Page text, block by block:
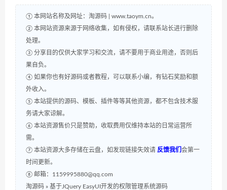
① 本网站名称及网址：淘源码 | www.taoym.cn。
② 本网站资源来源于网络收集，如有侵权，请联系站长进行删除
处理。
③ 分享目的仅供大家学习和交流，请不要用于商业用途，否则后
果自负。
④ 如果你也有好源码或者教程，可以联系小编，有钻石奖励和额
外收入。
⑤ 本站提供的源码、模板、插件等等其他资源，都不包含技术服
务请大家谅解。
⑥ 本站资源售价只是赞助，收取费用仅维持本站的日常运营所
需。
⑦ 本站资源大多存储在云盘，如发现链接失效请 反馈我们 会第一
时间更新。
⑧ 邮箱：1159995880@qq.com
淘源码 » 基于JQuery EasyUI开发的权限管理系统源码